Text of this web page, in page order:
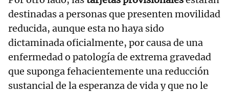
destinadas a personas que presenten movilidad
reducida, aunque esta no haya sido
dictaminada oficialmente, por causa de una
enfermedad o patología de extrema gravedad
que suponga fehacientemente una reducción
sustancial de la esperanza de vida y que no le